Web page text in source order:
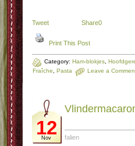
Tweet Share0
Print This Post
Category: Ham-blokjes
Fraîche
Pasta Leave a
12
Nov falien